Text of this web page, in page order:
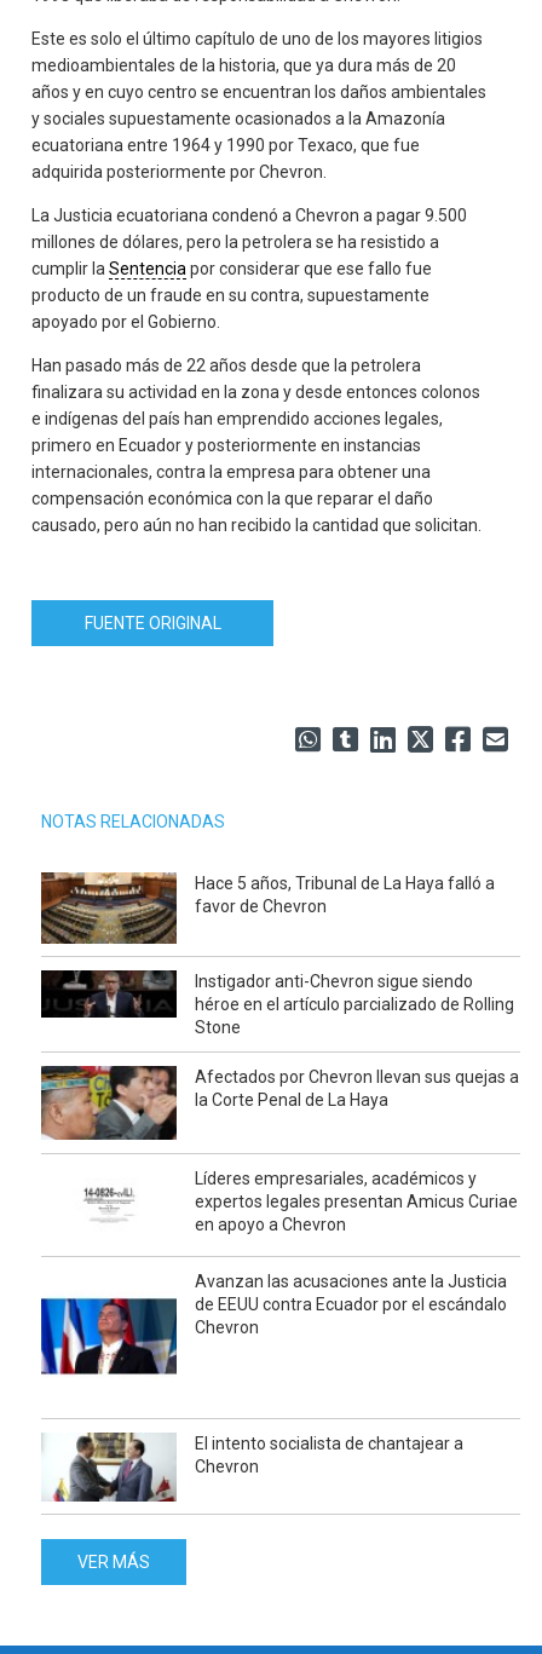
Este es solo el último capítulo de uno de los mayores litigios
medioambientales de la historia, que ya dura más de 20
años y en cuyo centro se encuentran los daños ambientales
y sociales supuestamente ocasionados a la Amazonía
ecuatoriana entre 1964 y 1990 por Texaco, que fue
adquirida posteriormente por Chevron.
La Justicia ecuatoriana condenó a Chevron a pagar 9.500
millones de dólares, pero la petrolera se ha resistido a
cumplir laSentencia por considerar que ese fallo fue
producto de un fraude en su contra, supuestamente
apoyado por el Gobierno.
Han pasado más de 22 años desde que la petrolera
finalizara su actividad en la zona y desde entonces colonos
e indígenas del país han emprendido acciones legales,
primero en Ecuador y posteriormente en instancias
internacionales, contra la empresa para obtener una
compensación económica con la que reparar el daño
causado, pero aún no han recibido la cantidad que solicitan.
FUENTE ORIGINAL
NOTAS RELACIONADAS
Hace 5 años, Tribunal de La Haya falló a
favor de Chevron
Instigador anti-Chevron sigue siendo
héroe en el artículo parcializado de Rolling
Stone
Afectados por Chevron llevan sus quejas a
la Corte Penal de La Haya
Líderes empresariales, académicos y
expertos legales presentan Amicus Curiae
en apoyo a Chevron
Avanzan las acusaciones ante la Justicia
de EEUU contra Ecuador por el escándalo
Chevron
El intento socialista de chantajear a
Chevron
VER MÁS